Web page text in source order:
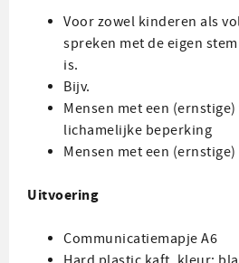
Voor zowel kinderen als
spreken met de eigen
is.
Bijv.
Mensen met een
lichamelijke beperking
Mensen met een
Uitvoering
Communicatiemapje A6